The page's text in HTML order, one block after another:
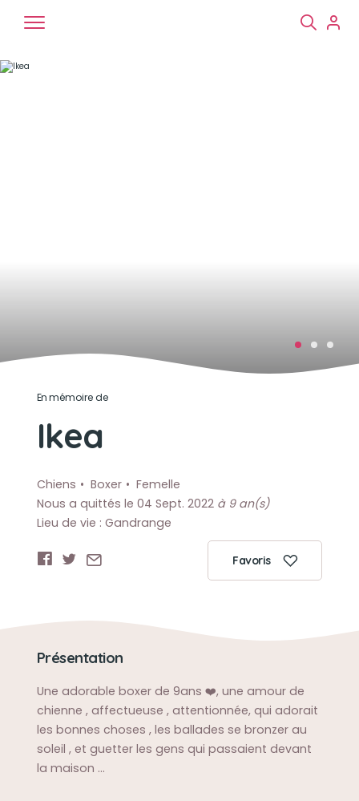
En mémoire de
Ikea
Chiens Boxer
Femelle
Nous a quittés le 04 Sept. 2022 à 9 an(s)
Lieu de vie : Gandrange
Favoris
Présentation
Une adorable boxer de 9ans ❤️, une amour de
chienne , affectueuse , attentionnée, qui adorait
les bonnes choses , les ballades se bronzer au
soleil , et guetter les gens qui passaient devant
la maison ...